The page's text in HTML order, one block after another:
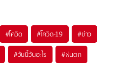
#โควิด #โควิด-19 #ข่าว
#วันนี้วันอะไร #ฝนตก